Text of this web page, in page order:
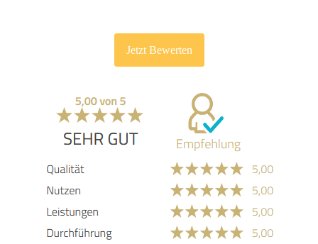
Jetzt Bewerten